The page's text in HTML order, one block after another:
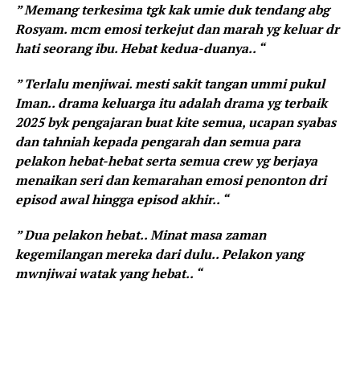
” Memang terkesima tgk kak umie duk tendang abg
Rosyam. mcm emosi terkejut dan marah yg keluar dr
hati seorang ibu. Hebat kedua-duanya.. “
” Terlalu menjiwai. mesti sakit tangan ummi pukul
Iman.. drama keluarga itu adalah drama yg terbaik
2025 byk pengajaran buat kite semua, ucapan syabas
dan tahniah kepada pengarah dan semua para
pelakon hebat-hebat serta semua crew yg berjaya
menaikan seri dan kemarahan emosi penonton dri
episod awal hingga episod akhir.. “
” Dua pelakon hebat.. Minat masa zaman
kegemilangan mereka dari dulu.. Pelakon yang
mwnjiwai watak yang hebat.. “